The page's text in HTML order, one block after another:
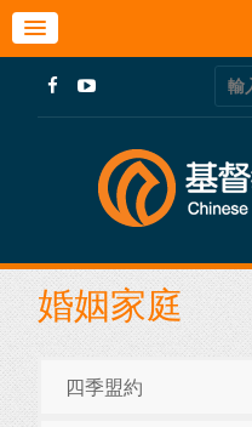
婚姻家庭
四季盟約